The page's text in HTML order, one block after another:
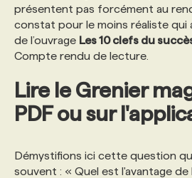
présentent pas forcément au
constat pour le moins réaliste qui
de l’ouvrage Les 10 clefs du
Compte rendu de lecture.
Lire le Grenier
PDF ou sur
Démystifions ici cette question
souvent : « Quel est l'avantage de